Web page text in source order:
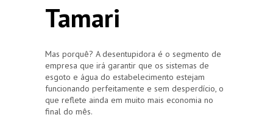
Tamari
Mas porquê? A desentupidora é o segmento de
empresa que irá garantir que os sistemas de
esgoto e água do estabelecimento estejam
funcionando perfeitamente e sem desperdício, o
que reflete ainda em muito mais economia no
final do mês.